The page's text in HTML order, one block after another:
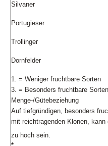
Silvaner
Portugieser
Trollinger
Dornfelder
1. = Weniger fruchtbare Sorten
3. = Besonders fruchtbare
Menge-/Gütebeziehung
Auf tiefgründigen, besonders
mit reichtragenden Klonen,
zu hoch sein.